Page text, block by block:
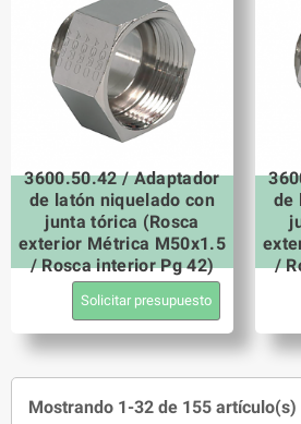
3600.50.42 / Adaptador
de latón niquelado con
junta tórica (Rosca
exterior Métrica M50x1.5
/ Rosca interior Pg 42)
Solicitar presupuesto
de
/
Mostrando 1-32 de 155 artículo(s)